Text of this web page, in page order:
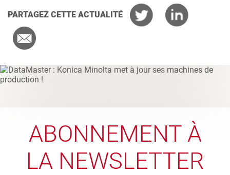
PARTAGEZ CETTE ACTUALITÉ
ABONNEMENT À
LA NEWSLETTER